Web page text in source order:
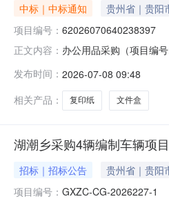
中标｜中标通知 贵州省｜贵阳
项目编号： 62026070640238397
正文内容： 办公用品采购（项目编
购单位名称：贵阳市花
发布时间： 2026-07-08 09:48
相关产品：
复印纸 文件盒
湖潮乡采购4辆编制车辆项
招标｜招标公告 贵州省｜贵阳
项目编号： GXZC-CG-2026227-1